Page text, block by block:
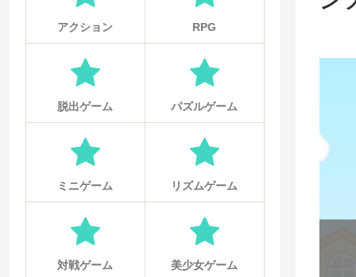
アクション RPG
脱出ゲーム パズルゲーム
ミニゲーム リズムゲーム
対戦ゲーム 美少女ゲーム